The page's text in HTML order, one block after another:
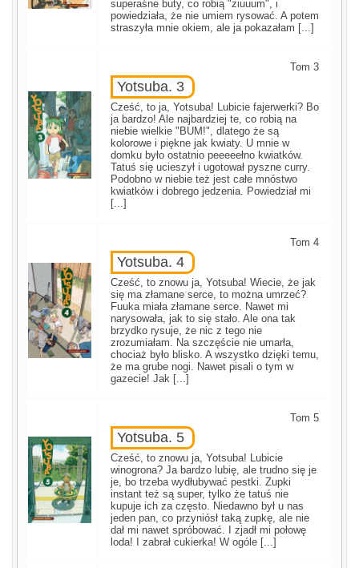
superaśne buty, co robią "ziuuum", i
powiedziała, że nie umiem rysować. A potem
straszyła mnie okiem, ale ja pokazałam [...]
Tom 3
Yotsuba. 3
Cześć, to ja, Yotsuba! Lubicie fajerwerki? Bo
ja bardzo! Ale najbardziej te, co robią na
niebie wielkie "BUM!", dlatego że są
kolorowe i piękne jak kwiaty. U mnie w
domku było ostatnio peeeeełno kwiatków.
Tatuś się ucieszył i ugotował pyszne curry.
Podobno w niebie też jest całe mnóstwo
kwiatków i dobrego jedzenia. Powiedział mi
[...]
Tom 4
Yotsuba. 4
Cześć, to znowu ja, Yotsuba! Wiecie, że jak
się ma złamane serce, to można umrzeć?
Fuuka miała złamane serce. Nawet mi
narysowała, jak to się stało. Ale ona tak
brzydko rysuje, że nic z tego nie
zrozumiałam. Na szczęście nie umarła,
chociaż było blisko. A wszystko dzięki temu,
że ma grube nogi. Nawet pisali o tym w
gazecie! Jak [...]
Tom 5
Yotsuba. 5
Cześć, to znowu ja, Yotsuba! Lubicie
winogrona? Ja bardzo lubię, ale trudno się je
je, bo trzeba wydłubywać pestki. Zupki
instant też są super, tylko że tatuś nie
kupuje ich za często. Niedawno był u nas
jeden pan, co przyniósł taką zupkę, ale nie
dał mi nawet spróbować. I zjadł mi połowę
loda! I zabrał cukierka! W ogóle [...]